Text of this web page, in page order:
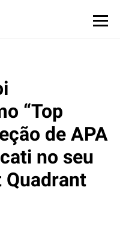
“Top
de APA
no seu